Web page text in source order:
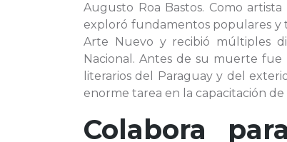
Augusto Roa Bastos. Como
exploró fundamentos populares y
Arte Nuevo y recibió múltiples
Nacional. Antes de su muerte
literarios del Paraguay y del
enorme tarea en la capacitación
Colabora